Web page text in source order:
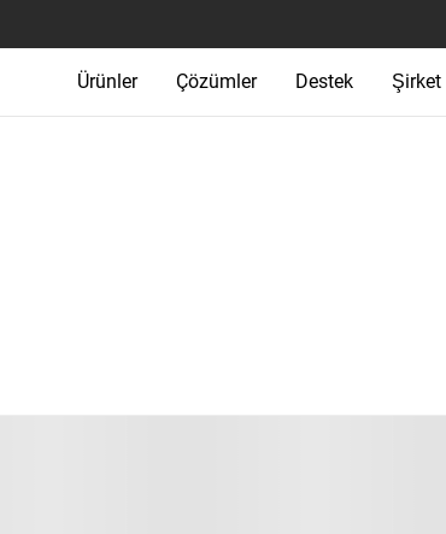
Ürünler Çözümler Destek Şirket